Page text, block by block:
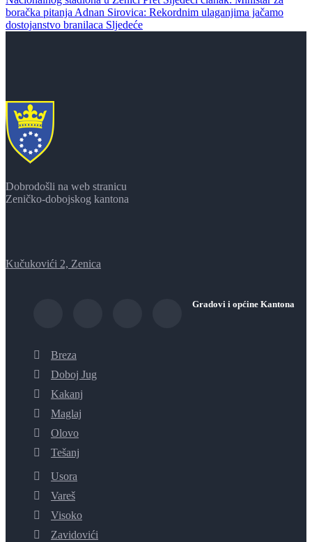
boračka pitanja Adnan Sirovica: Rekordnim ulaganjima jačamo
dostojanstvo branilaca Sljedeće
Dobrodošli na web stranicu
Zeničko-dobojskog kantona
Kučukovići 2, Zenica
Gradovi i općine Kantona
Breza
Doboj Jug
Kakanj
Maglaj
Olovo
Tešanj
Usora
Vareš
Visoko
Zavidovići